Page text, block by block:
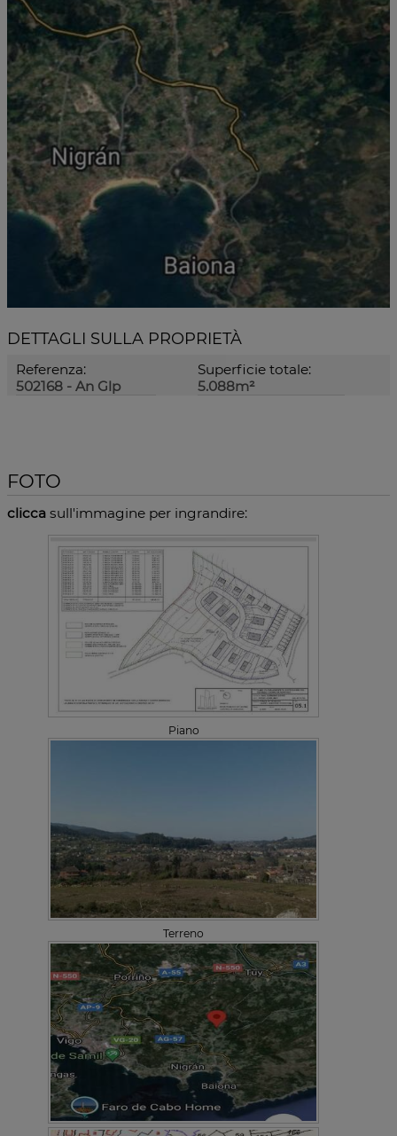
DETTAGLI SULLA PROPRIETÀ
Referenza:
502168 - An Glp
Superficie totale:
5.088m²
FOTO
clicca sull'immagine per ingrandire:
Piano
Terreno